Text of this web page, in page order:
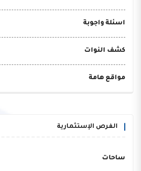
اسئلة واجوبة
كشف النوات
مواقع هامة
الفرص الإستثمارية
ساحات